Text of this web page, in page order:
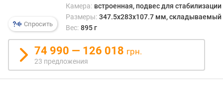
Как
бы
ни
Ultra
п
о
о
т
з
ы
Спросить
Камера: встроенная, подвес для стабилизации
Размеры: 347.5x283x107.7 мм, складываемый
Вес: 895 г
74 990 — 126 018 грн.
23 предложения